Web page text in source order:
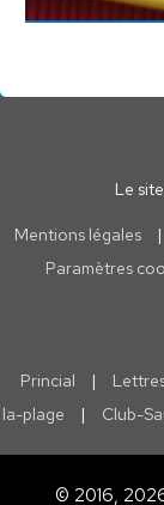
Le
Mentions légales |
Paramètres
Princial
|
la-plage
| Club-
© 2016,